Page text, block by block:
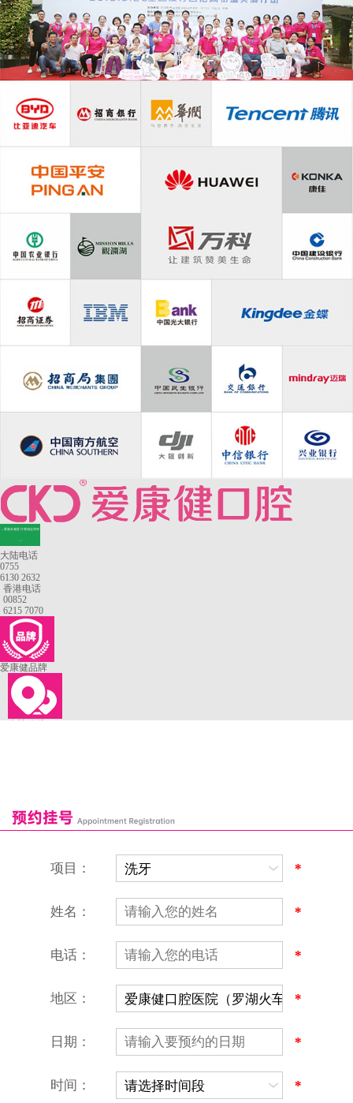
—香港长者医疗券指定牙科
大陆电话
0755
6130 2632
香港电话
00852
6215 7070
爱康健品牌
恒乐口腔诊所
富港口腔诊所
营业时间：9:00-18:00
（节假日照常上班）
微信线上预约：aikangjian1995
微信小程序：爱康健齿科
项目： *
姓名： *
电话： *
地区： *
日期： *
时间： *